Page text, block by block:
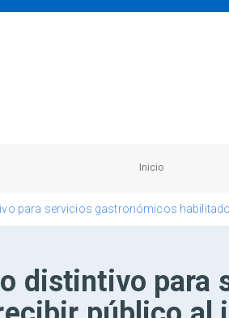
Inicio
para servicios gastronómicos
distintivo